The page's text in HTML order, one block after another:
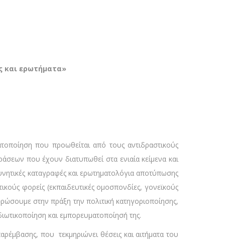
και ερωτήματα»
που προωθείται από τους αντιδραστικούς
που έχουν διατυπωθεί στα ενιαία κείμενα και
καταγραφές και ερωτηματολόγια αποτύπωσης
φορείς (εκπαιδευτικές ομοσπονδίες, γονεϊκούς
στην πράξη την πολιτική κατηγοριοποίησης,
και εμπορευματοποίησή της.
που τεκμηριώνει θέσεις και αιτήματα του